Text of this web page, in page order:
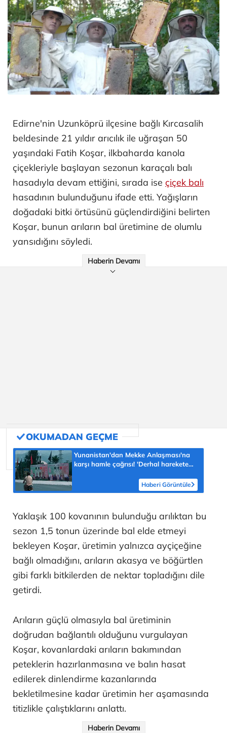
Edirne'nin Uzunköprü ilçesine bağlı Kırcasalih
beldesinde 21 yıldır arıcılık ile uğraşan 50
yaşındaki Fatih Koşar, ilkbaharda kanola
çiçekleriyle başlayan sezonun karaçalı balı
hasadıyla devam ettiğini, sırada ise çiçek balı
hasadının bulunduğunu ifade etti. Yağışların
doğadaki bitki örtüsünü güçlendirdiğini belirten
Koşar, bunun arıların bal üretimine de olumlu
yansıdığını söyledi.
Haberin Devamı
Yunanistan'dan Mekke Anlaşması'na
karşı hamle çağrısı! 'Derhal harekete
Haberi Görüntüle
Yaklaşık 100 kovanının bulunduğu arılıktan bu
sezon 1,5 tonun üzerinde bal elde etmeyi
bekleyen Koşar, üretimin yalnızca ayçiçeğine
bağlı olmadığını, arıların akasya ve böğürtlen
gibi farklı bitkilerden de nektar topladığını dile
getirdi.
Arıların güçlü olmasıyla bal üretiminin
doğrudan bağlantılı olduğunu vurgulayan
Koşar, kovanlardaki arıların bakımından
peteklerin hazırlanmasına ve balın hasat
edilerek dinlendirme kazanlarında
bekletilmesine kadar üretimin her aşamasında
titizlikle çalıştıklarını anlattı.
Haberin Devamı